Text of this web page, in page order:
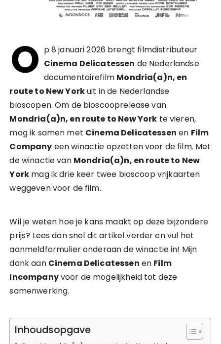
O p 8 januari 2026 brengt filmdistributeur
Cinema Delicatessen de Nederlandse
documentairefilm Mondria(a)n, en
route to New Yorkuit in de Nederlandse
bioscopen. Om de bioscooprelease van
Mondria(a)n, en route to New York te vieren,
mag ik samen met Cinema Delicatessen en Film
Company een winactie opzetten voor de film. Met
de winactie van Mondria(a)n, en route to New
York mag ik drie keer twee bioscoop vrijkaarten
weggeven voor de film.
Wil je weten hoe je kans maakt op deze bijzondere
prijs? Lees dan snel dit artikel verder en vul het
aanmeldformulier onderaan de winactie in! Mijn
dank aan Cinema Delicatessen en Film
Incompanyvoor de mogelijkheid tot deze
samenwerking.
Inhoudsopgave